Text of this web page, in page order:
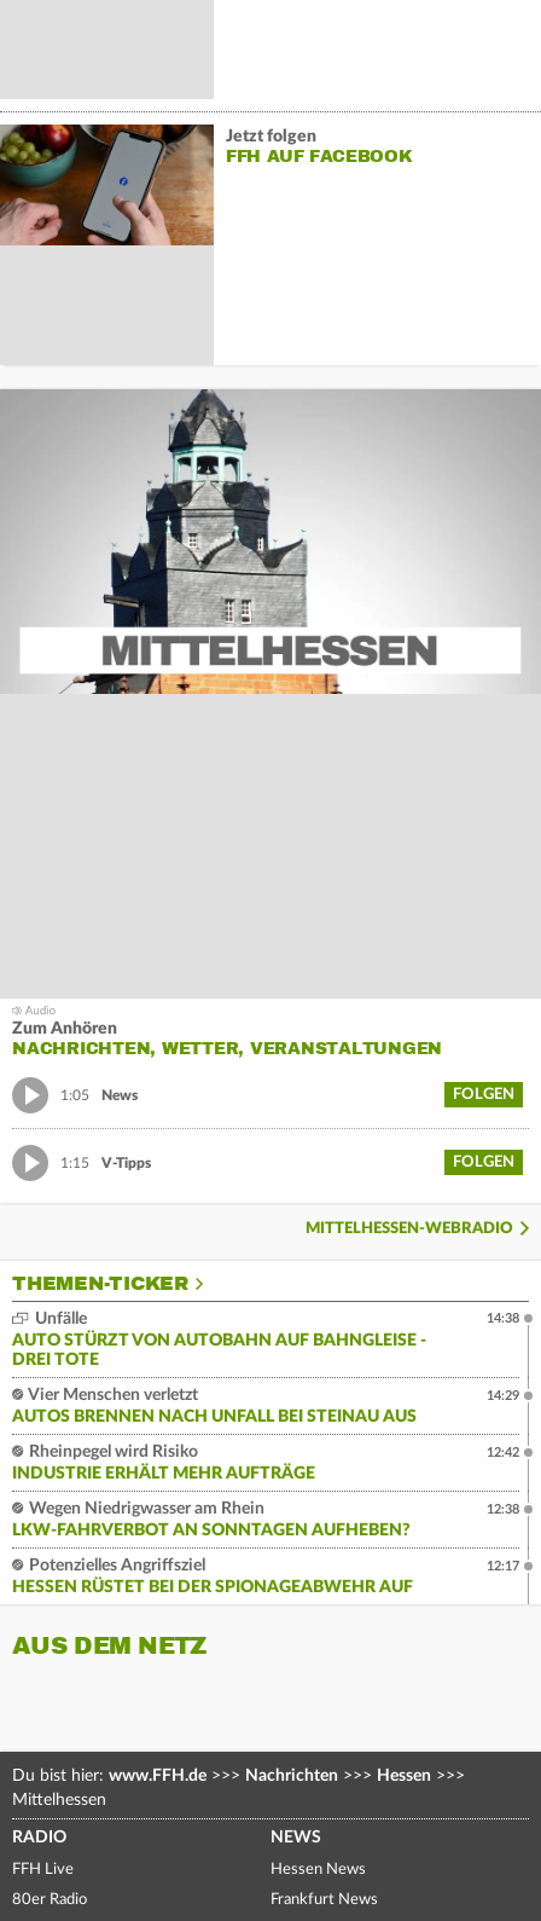
Jetzt folgen
FFH AUF FACEBOOK
Zum Anhören
NACHRICHTEN, WETTER, VERANSTALTUNGEN
1:05 News FOLGEN
1:15 V-Tipps FOLGEN
MITTELHESSEN-WEBRADIO
THEMEN-TICKER
Unfälle
AUTO STÜRZT VON AUTOBAHN AUF BAHNGLEISE -
DREI TOTE
14:38
Vier Menschen verletzt
AUTOS BRENNEN NACH UNFALL BEI STEINAU AUS
14:29
Rheinpegel wird Risiko
INDUSTRIE ERHÄLT MEHR AUFTRÄGE
12:42
Wegen Niedrigwasser am Rhein
LKW-FAHRVERBOT AN SONNTAGEN AUFHEBEN?
12:38
Potenzielles Angriffsziel
HESSEN RÜSTET BEI DER SPIONAGEABWEHR AUF
12:17
AUS DEM NETZ
Du bist hier: www.FFH.de >>> Nachrichten >>> Hessen >>>
Mittelhessen
RADIO
FFH Live
80er Radio
NEWS
Hessen News
Frankfurt News